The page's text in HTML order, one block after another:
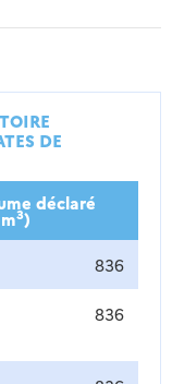
DE
déclaré
3)
836
836